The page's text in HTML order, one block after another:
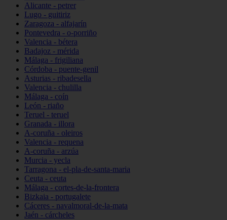
Alicante - petrer
Lugo - guitiriz
Zaragoza - alfajarín
Pontevedra - o-porriño
Valencia - bétera
Badajoz - mérida
Málaga - frigiliana
Córdoba - puente-genil
Asturias - ribadesella
Valencia - chulilla
Málaga - coín
León - riaño
Teruel - teruel
Granada - illora
A-coruña - oleiros
Valencia - requena
A-coruña - arzúa
Murcia - yecla
Tarragona - el-pla-de-santa-maria
Ceuta - ceuta
Málaga - cortes-de-la-frontera
Bizkaia - portugalete
Cáceres - navalmoral-de-la-mata
Jaén - cárcheles